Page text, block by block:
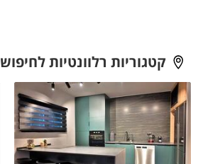
קטגוריות רלוונטיות לחיפוש